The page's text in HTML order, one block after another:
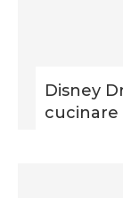
Disney
cucinare